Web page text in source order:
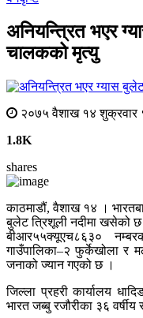
अनियन्त्रित भएर
चालकको मृत्यु
२०७५ वैशाख १४ शुक्रवार
1.8K
shares
काठमाडौं, वैशाख १४ ।
बुलेट त्रिशूली नदीमा खसेको छ
बीआर५५क्यूएच८६३०
गाउँपालिका–२ फुर्केखोला र
जनाको ज्यान गएको छ ।
जिल्ला प्रहरी कार्यालय
भारत जब्बु रजौरीका ३६